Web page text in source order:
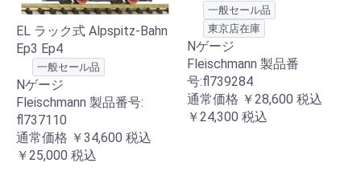
EL ラック式 Alpspitz-Bahn
Ep3 Ep4
一般セール品
Nゲージ
Fleischmann 製品番号:
fl737110
通常価格 ￥34,600 税込
￥25,000 税込
一般セール品
東京店在庫
Nゲージ
Fleischmann 製品番
号:fl739284
通常価格 ￥28,600 税込
￥24,300 税込